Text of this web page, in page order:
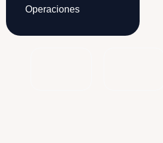
Operaciones